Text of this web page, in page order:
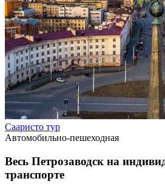
Сааристо тур
Автомобильно-пешеходная
Весь Петрозаводск на
транспорте